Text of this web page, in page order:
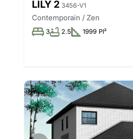
LILY 2 3456-V1
Contemporain / Zen
3 2.5 1999 PI²